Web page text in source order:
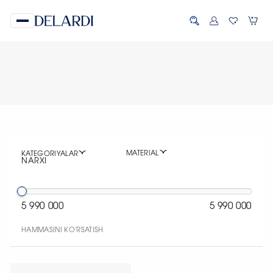
KATEGORIYALAR MATERIAL
NARXI
5 990 000 5 990 000
HAMMASINI KO'RSATISH